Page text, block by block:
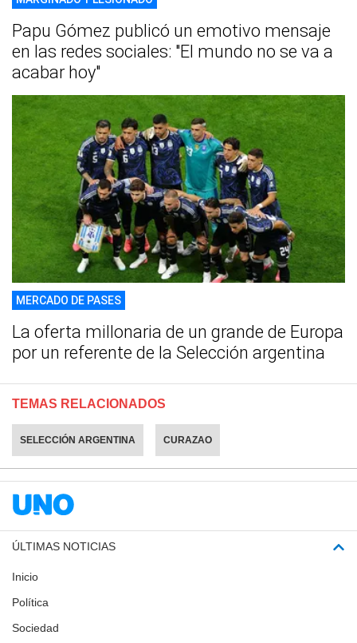
Papu Gómez publicó un emotivo mensaje
en las redes sociales: "El mundo no se va a
acabar hoy"
MERCADO DE PASES
La oferta millonaria de un grande de Europa
por un referente de la Selección argentina
TEMAS RELACIONADOS
SELECCIÓN ARGENTINA CURAZAO
ÚLTIMAS NOTICIAS
Inicio
Política
Sociedad